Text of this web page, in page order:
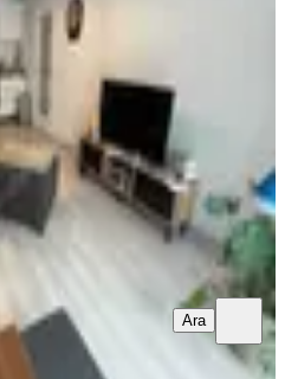
2. Kat 08.08.2026
Ara